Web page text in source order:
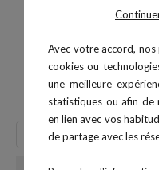
Avec votre accord,
cookies ou
une meilleure
statistiques ou afin de
en lien avec vos
de partage avec les
Spirobank II Smart
Prix
1 350,00 €Prix de
1 500,00 €